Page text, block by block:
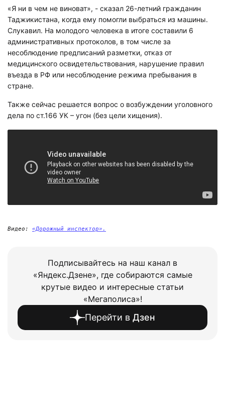
«Я ни в чем не виноват», - сказал 26-летний гражданин
Таджикистана, когда ему помогли выбраться из машины.
Слукавил. На молодого человека в итоге составили 6
административных протоколов, в том числе за
несоблюдение предписаний разметки, отказ от
медицинского освидетельствования, нарушение правил
въезда в РФ или несоблюдение режима пребывания в
стране.
Также сейчас решается вопрос о возбуждении уголовного
дела по ст.166 УК – угон (без цели хищения).
Видео: «Дорожный инспектор».
Подписывайтесь на наш канал в
«Яндекс.Дзене», где собираются самые
крутые видео и интересные статьи
«Мегаполиса»!
Перейти в Дзен